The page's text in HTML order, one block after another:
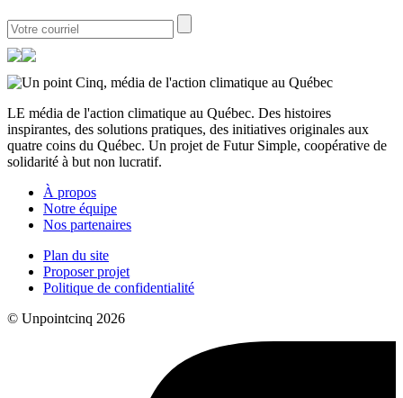
LE média de l'action climatique au Québec. Des histoires
inspirantes, des solutions pratiques, des initiatives originales aux
quatre coins du Québec. Un projet de Futur Simple, coopérative de
solidarité à but non lucratif.
À propos
Notre équipe
Nos partenaires
Plan du site
Proposer projet
Politique de confidentialité
© Unpointcinq 2026